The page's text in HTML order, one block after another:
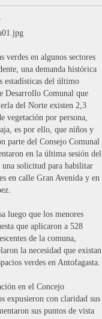
verdes en algunos sectores
una demanda histórica
estadísticas del último
Desarrollo Comunal que
del Norte existen 2,3
vegetación por persona,
es por ello, que niños y
parte del Consejo Comunal
en la última sesión del
solicitud para habilitar
en calle Gran Avenida y en
luego que los menores
que aplicaron a 528
de la comuna,
la necesidad que existan
verdes en Antofagasta.
en el Concejo
expusieron con claridad sus
sus puntos de vista